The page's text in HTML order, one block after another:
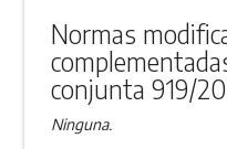
Normas
conjunta 919/
Ninguna.